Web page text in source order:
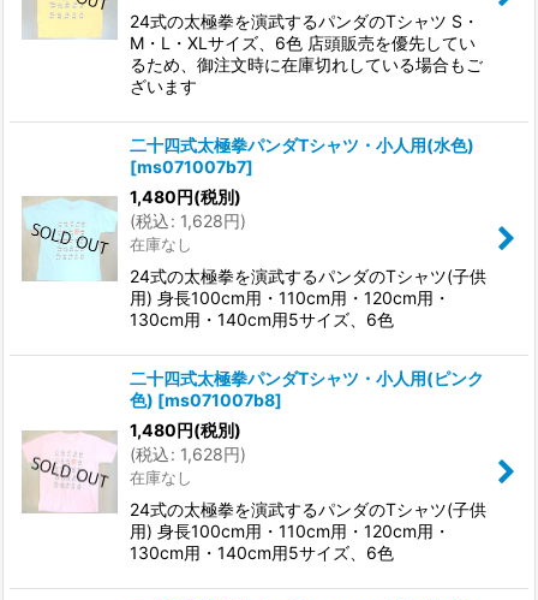
24式の太極拳を演武するパンダのTシャツ S・
M・L・XLサイズ、6色 店頭販売を優先してい
るため、御注文時に在庫切れしている場合もご
ざいます
二十四式太極拳パンダTシャツ・小人用(水色)
[ms071007b7]
1,480円(税別)
(税込: 1,628円)
在庫なし
24式の太極拳を演武するパンダのTシャツ(子供
用) 身長100cm用・110cm用・120cm用・
130cm用・140cm用5サイズ、6色
二十四式太極拳パンダTシャツ・小人用(ピンク
色) [ms071007b8]
1,480円(税別)
(税込: 1,628円)
在庫なし
24式の太極拳を演武するパンダのTシャツ(子供
用) 身長100cm用・110cm用・120cm用・
130cm用・140cm用5サイズ、6色